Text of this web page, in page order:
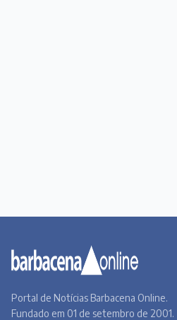
Portal de Notícias Barbacena Online.
Fundado em 01 de setembro de 2001.